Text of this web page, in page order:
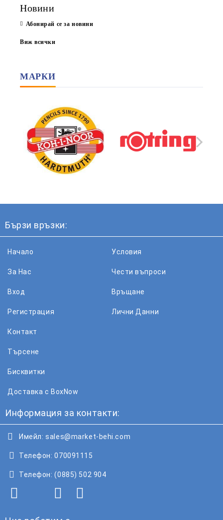
Новини
Абонирай се за новини
Виж всички
МАРКИ
Бързи връзки:
Начало
За Нас
Вход
Регистрация
Условия
Чести въпроси
Връщане
Лични Данни
Контакт
Търсене
Бисквитки
Доставка с BoxNow
Информация за контакти:
Имейл: sales@market-behi.com
Телефон: 070091115
Телефон: (0885) 502 904